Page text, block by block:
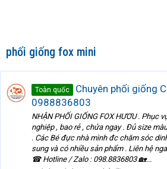
phối giống fox mini
Toàn quốc
Chuyên phối giống
0988836803
NHẬN PHỐI GIỐNG FOX HƯƠU . Phục
nghiệp , bao rẻ , chửa ngay . Đủ size
. Các Bé đực nhà mình đc chăm sóc
sung và có nhiều sản phẩm . Liên hệ
☎ Hotline / Zalo : 098.8836803 🏡...